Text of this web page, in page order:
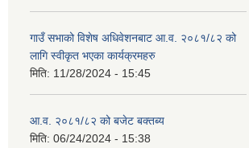
गाउँ सभाको विशेष अधिवेशनबाट आ.व. २०८१/८२ को
लागि स्वीकृत भएका कार्यक्रमहरु
मिति: 11/28/2024 - 15:45
आ.व. २०८१/८२ को बजेट बक्तब्य
मिति: 06/24/2024 - 15:38